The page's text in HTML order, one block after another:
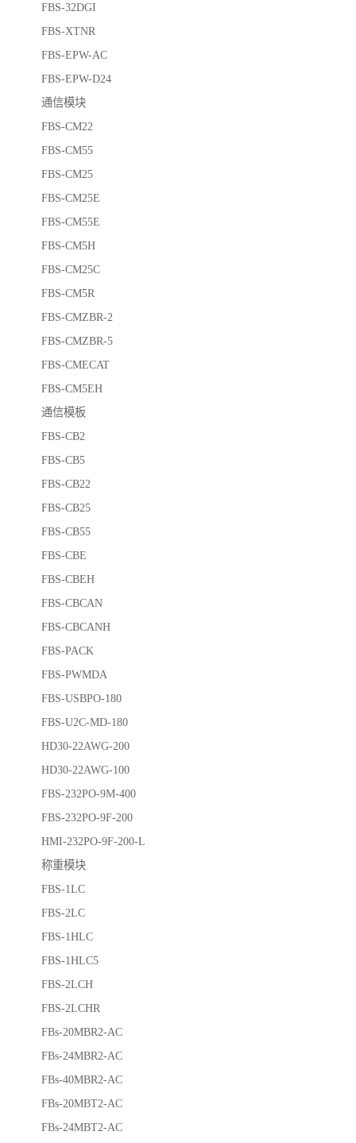
FBS-32DGI
FBS-XTNR
FBS-EPW-AC
FBS-EPW-D24
通信模块
FBS-CM22
FBS-CM55
FBS-CM25
FBS-CM25E
FBS-CM55E
FBS-CM5H
FBS-CM25C
FBS-CM5R
FBS-CMZBR-2
FBS-CMZBR-5
FBS-CMECAT
FBS-CM5EH
通信模板
FBS-CB2
FBS-CB5
FBS-CB22
FBS-CB25
FBS-CB55
FBS-CBE
FBS-CBEH
FBS-CBCAN
FBS-CBCANH
FBS-PACK
FBS-PWMDA
FBS-USBPO-180
FBS-U2C-MD-180
HD30-22AWG-200
HD30-22AWG-100
FBS-232PO-9M-400
FBS-232PO-9F-200
HMI-232PO-9F-200-L
称重模块
FBS-1LC
FBS-2LC
FBS-1HLC
FBS-1HLC5
FBS-2LCH
FBS-2LCHR
FBs-20MBR2-AC
FBs-24MBR2-AC
FBs-40MBR2-AC
FBs-20MBT2-AC
FBs-24MBT2-AC